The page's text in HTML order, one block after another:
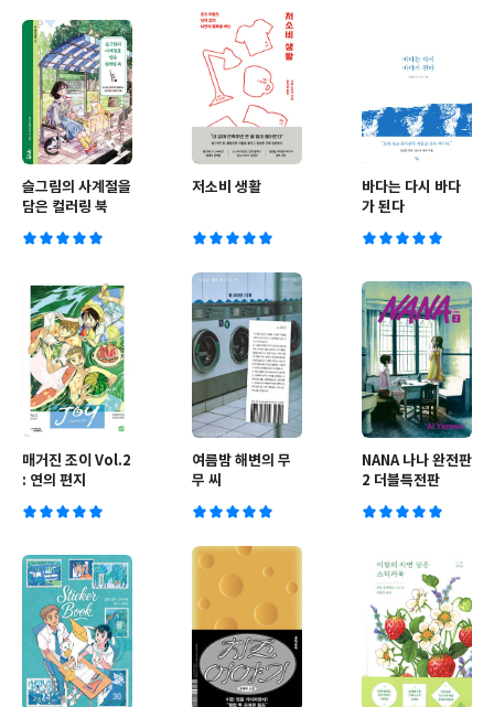
슬그림의 사계절을
담은 컬러링 북
저소비 생활
바다는 다시 바다
가 된다
매거진 조이 Vol.2
: 연의 편지
여름밤 해변의 무
무 씨
NANA 나나 완전판
2 더블특전판